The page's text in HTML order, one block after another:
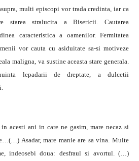
multi episcopi vor trada credinta, iar ca
starea stralucita a Bisericii. Cautarea
caracteristica a oamenilor. Fermitatea
vor cauta cu asiduitate sa-si motiveze
maligna, va sustine aceasta stare generala.
lepadarii de dreptate, a dulcetii
acesti ani in care ne gasim, mare necaz si
Asadar, mare manie are sa vina. Multe
indeosebi doua: desfraul si avortul. (…)